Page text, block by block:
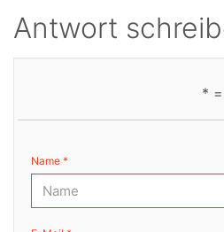
Antwort
*
Name *